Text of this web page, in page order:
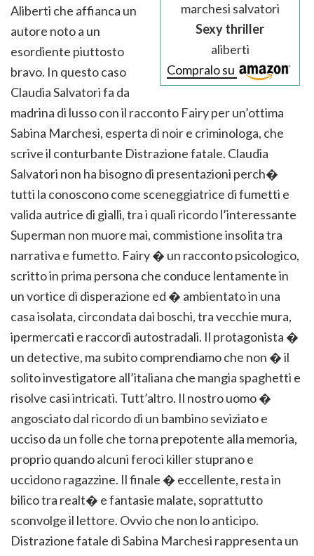
marchesi salvatori
Sexy thriller
aliberti
Compralo su
Aliberti che affianca un
autore noto a un
esordiente piuttosto
bravo. In questo caso
Claudia Salvatori fa da
madrina di lusso con il racconto Fairy per un’ottima
Sabina Marchesi, esperta di noir e criminologa, che
scrive il conturbante Distrazione fatale. Claudia
Salvatori non ha bisogno di presentazioni perch�
tutti la conoscono come sceneggiatrice di fumetti e
valida autrice di gialli, tra i quali ricordo l’interessante
Superman non muore mai, commistione insolita tra
narrativa e fumetto. Fairy � un racconto psicologico,
scritto in prima persona che conduce lentamente in
un vortice di disperazione ed � ambientato in una
casa isolata, circondata dai boschi, tra vecchie mura,
ipermercati e raccordi autostradali. Il protagonista �
un detective, ma subito comprendiamo che non � il
solito investigatore all’italiana che mangia spaghetti e
risolve casi intricati. Tutt’altro. Il nostro uomo �
angosciato dal ricordo di un bambino seviziato e
ucciso da un folle che torna prepotente alla memoria,
proprio quando alcuni feroci killer stuprano e
uccidono ragazzine. Il finale � eccellente, resta in
bilico tra realt� e fantasie malate, soprattutto
sconvolge il lettore. Ovvio che non lo anticipo.
Distrazione fatale di Sabina Marchesi rappresenta un